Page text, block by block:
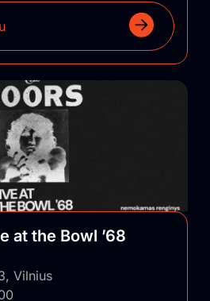
at the Bowl ’68
Vilnius